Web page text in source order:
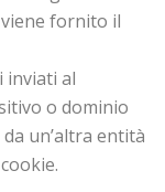
fornito il
inviati al
o dominio
un’altra entità